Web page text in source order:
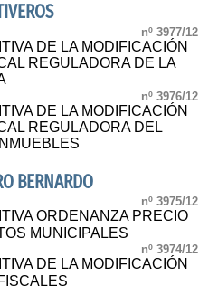
nº 3977/12
DE LA MODIFICACIÓN
REGULADORA DE LA
nº 3976/12
DE LA MODIFICACIÓN
REGULADORA DEL
BERNARDO
nº 3975/12
ORDENANZA PRECIO
MUNICIPALES
nº 3974/12
DE LA MODIFICACIÓN